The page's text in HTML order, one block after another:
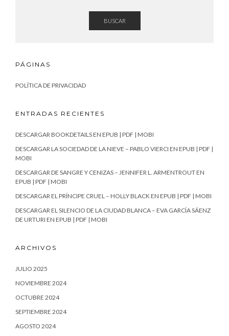
BUSCAR
PÁGINAS
POLÍTICA DE PRIVACIDAD
ENTRADAS RECIENTES
DESCARGAR BOOKDETAILS EN EPUB | PDF | MOBI
DESCARGAR LA SOCIEDAD DE LA NIEVE – PABLO VIERCI EN EPUB | PDF |
MOBI
DESCARGAR DE SANGRE Y CENIZAS – JENNIFER L. ARMENTROUT EN
EPUB | PDF | MOBI
DESCARGAR EL PRÍNCIPE CRUEL – HOLLY BLACK EN EPUB | PDF | MOBI
DESCARGAR EL SILENCIO DE LA CIUDAD BLANCA – EVA GARCÍA SÁENZ
DE URTURI EN EPUB | PDF | MOBI
ARCHIVOS
JULIO 2025
NOVIEMBRE 2024
OCTUBRE 2024
SEPTIEMBRE 2024
AGOSTO 2024